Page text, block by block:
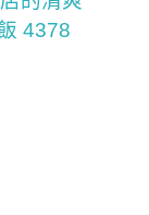
4378